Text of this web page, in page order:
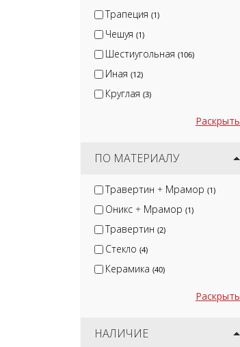
Трапеция (1)
Чешуя (1)
Шестиугольная (106)
Иная (12)
Круглая (3)
Раскрыть
ПО МАТЕРИАЛУ
Травертин + Мрамор (1)
Оникс + Мрамор (1)
Травертин (2)
Стекло (4)
Керамика (40)
Раскрыть
НАЛИЧИЕ